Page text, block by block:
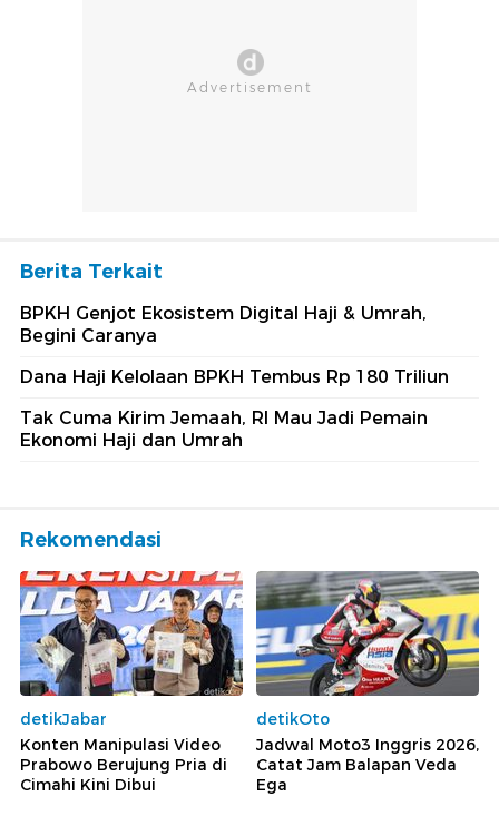
Berita Terkait
BPKH Genjot Ekosistem Digital Haji & Umrah,
Begini Caranya
Dana Haji Kelolaan BPKH Tembus Rp 180 Triliun
Tak Cuma Kirim Jemaah, RI Mau Jadi Pemain
Ekonomi Haji dan Umrah
Rekomendasi
detikJabar
Konten Manipulasi Video
Prabowo Berujung Pria di
Cimahi Kini Dibui
detikOto
Jadwal Moto3 Inggris 2026,
Catat Jam Balapan Veda
Ega